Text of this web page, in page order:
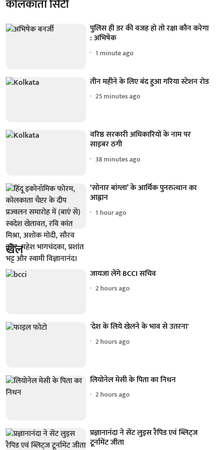
कोलकाता सिटी
पुलिस ही डर की वजह हो तो रक्षा कौन करेगा
: अभिषेक
1 minute ago
तीन महीने के लिए बंद हुआ गरिया स्टेशन रोड
25 minutes ago
वरिष्ठ सरकारी अधिकारियों के नाम पर
साइबर ठगी
38 minutes ago
‘सोनार बांग्ला’ के आर्थिक पुनरुत्थान का
आह्वान
1 hour ago
खेल
जायजा लेंगे BCCI सचिव
2 hours ago
'देश के लिये खेलने के भाव से उतरना'
2 hours ago
लियोनेल मेसी के पिता का निधन
2 hours ago
प्रज्ञानानंदा ने सेंट लुइस रैपिड एवं ब्लिट्ज
टूर्नामेंट जीता